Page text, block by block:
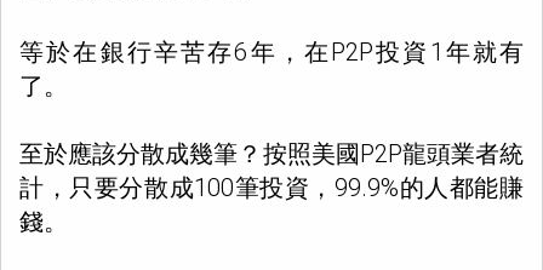
等於在銀行辛苦存6年，在P2P投資1年就有
了。
至於應該分散成幾筆？按照美國P2P龍頭業者統
計，只要分散成100筆投資，99.9%的人都能賺
錢。